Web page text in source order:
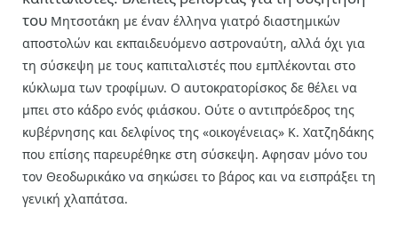
του Μητσοτάκη με έναν έλληνα γιατρό διαστημικών
αποστολών και εκπαιδευόμενο αστροναύτη, αλλά όχι για
τη σύσκεψη με τους καπιταλιστές που εμπλέκονται στο
κύκλωμα των τροφίμων. Ο αυτοκρατορίσκος δε θέλει να
μπει στο κάδρο ενός φιάσκου. Ούτε ο αντιπρόεδρος της
κυβέρνησης και δελφίνος της «οικογένειας» Κ. Χατζηδάκης
που επίσης παρευρέθηκε στη σύσκεψη. Αφησαν μόνο του
τον Θεοδωρικάκο να σηκώσει το βάρος και να εισπράξει τη
γενική χλαπάτσα.